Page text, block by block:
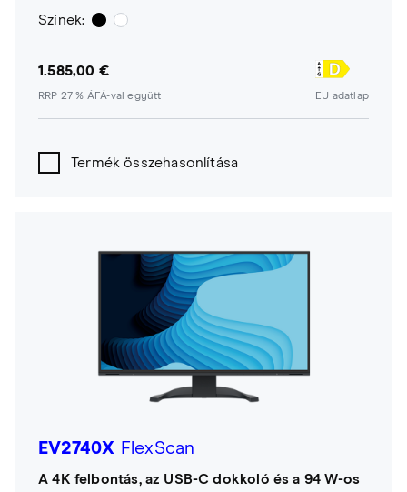
Színek:
1.585,00 €
RRP 27 % ÁFÁ-val együtt EU adatlap
Termék összehasonlítása
EV2740X FlexScan
A 4K felbontás, az USB-C dokkoló és a 94 W-os